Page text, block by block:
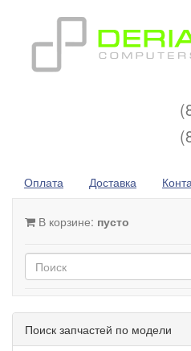
Оплата Доставка
В корзине: пусто
Поиск запчастей по модели